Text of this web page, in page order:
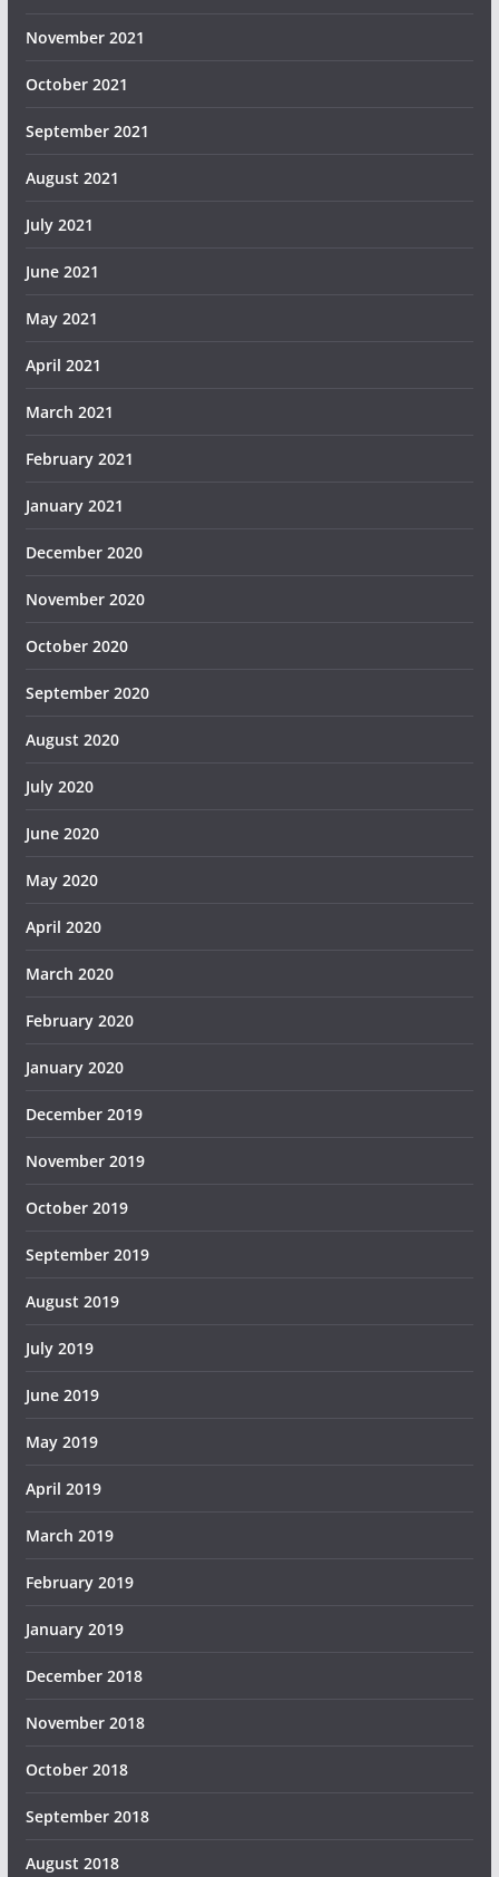
November 2021
October 2021
September 2021
August 2021
July 2021
June 2021
May 2021
April 2021
March 2021
February 2021
January 2021
December 2020
November 2020
October 2020
September 2020
August 2020
July 2020
June 2020
May 2020
April 2020
March 2020
February 2020
January 2020
December 2019
November 2019
October 2019
September 2019
August 2019
July 2019
June 2019
May 2019
April 2019
March 2019
February 2019
January 2019
December 2018
November 2018
October 2018
September 2018
August 2018